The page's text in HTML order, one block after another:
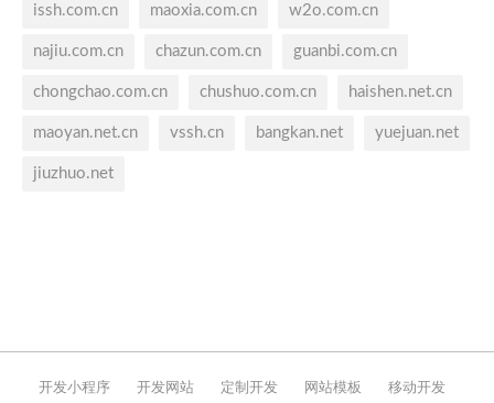
issh.com.cn maoxia.com.cn w2o.com.cn
najiu.com.cn chazun.com.cn guanbi.com.cn
chongchao.com.cn chushuo.com.cn haishen.net.cn
maoyan.net.cn vssh.cn bangkan.net yuejuan.net
jiuzhuo.net
开发小程序 开发网站 定制开发 网站模板 移动开发